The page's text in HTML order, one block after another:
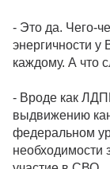
- Это да. Чего-
энергичности у
каждому. А что
- Вроде как
выдвижению
федеральном
необходимости